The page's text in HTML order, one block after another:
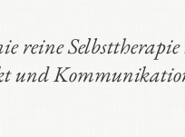
reine
und